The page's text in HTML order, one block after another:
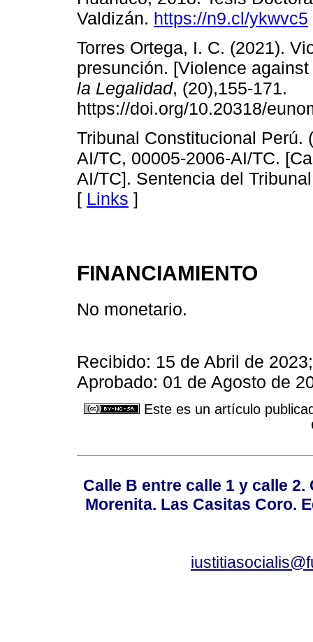
Valdizán. https://n9.cl/ykwvc5
Torres Ortega, I. C. (2021).
presunción. [Violence
la Legalidad, (20),155-171.
https://doi.org/10.20318/
Tribunal Constitucional Perú.
AI/TC, 00005-2006-AI/TC.
AI/TC]. Sentencia del
[ Links ]
FINANCIAMIENTO
No monetario.
Recibido: 15 de Abril de
Aprobado: 01 de Agosto de
Este es un artículo
Calle B entre calle 1 y calle
Morenita. Las Casitas Coro.